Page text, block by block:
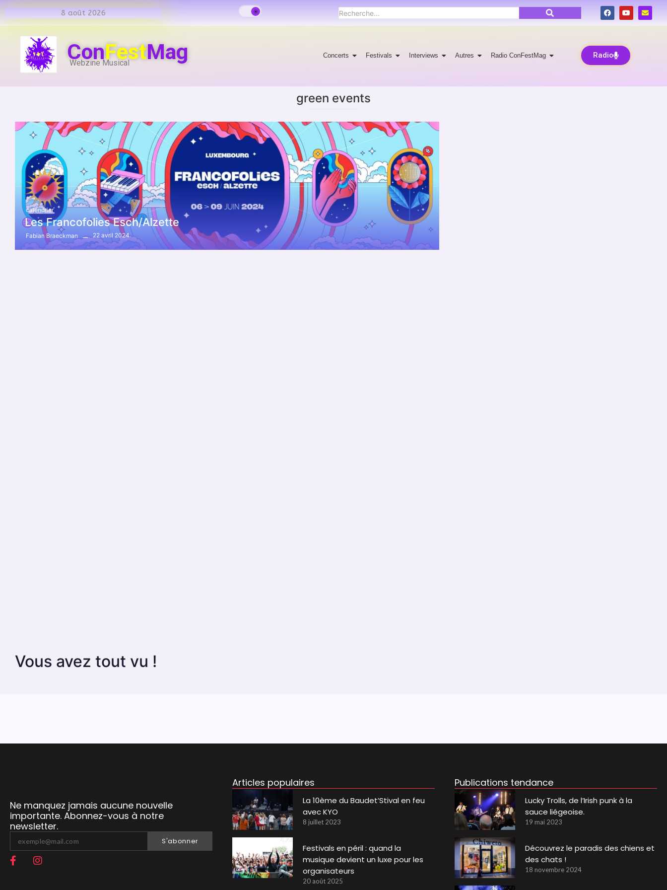
8 août 2026
ConFestMag
Webzine Musical
Concerts Festivals Interviews Autres Radio ConFestMag Radio
green events
calendrier
Les Francofolies Esch/Alzette
Fabian Braeckman 22 avril 2024
Vous avez tout vu !
Ne manquez jamais aucune nouvelle
importante. Abonnez-vous à notre
newsletter.
S'abonner
Articles populaires
La 10ème du Baudet’Stival en feu
avec KYO
8 juillet 2023
Festivals en péril : quand la
musique devient un luxe pour les
organisateurs
20 août 2025
Publications tendance
Lucky Trolls, de l’Irish punk à la
sauce liégeoise.
19 mai 2023
Découvrez le paradis des chiens et
des chats !
18 novembre 2024